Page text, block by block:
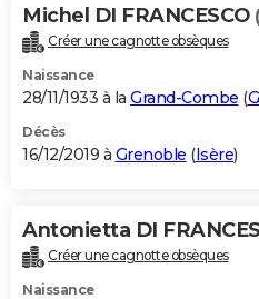
Michel DI FRANCESCO
Créer une cagnotte obsèques
Naissance
28/11/1933 à la Grand-Combe (
Décès
16/12/2019 à Grenoble (Isère)
Antonietta DI
Créer une cagnotte obsèques
Naissance